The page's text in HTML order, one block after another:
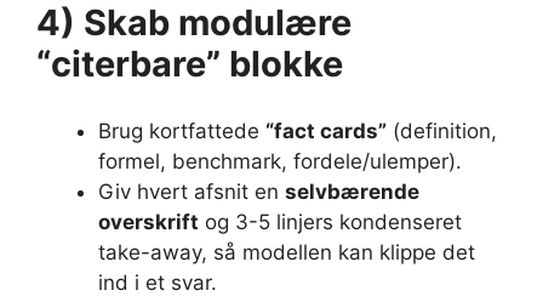
4) Skab modulære
“citerbare” blokke
Brug kortfattede “fact cards” (definition,
formel, benchmark, fordele/ulemper).
Giv hvert afsnit en selvbærende
overskrift og 3-5 linjers kondenseret
take-away, så modellen kan klippe det
ind i et svar.